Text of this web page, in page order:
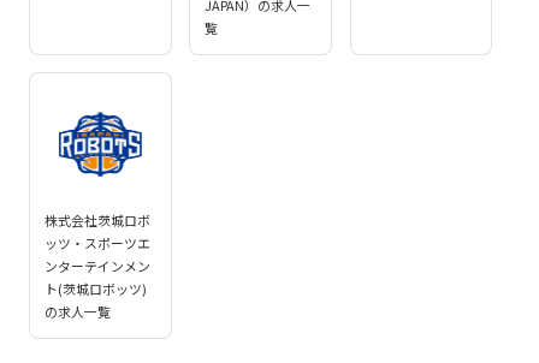
JAPAN）の求人一
覧
株式会社茨城ロボ
ッツ・スポーツエ
ンターテインメン
ト(茨城ロボッツ)
の求人一覧